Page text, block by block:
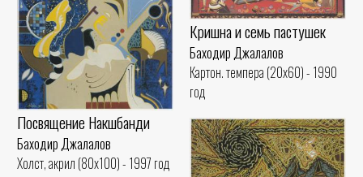
Кришна и семь пастушек
Баходир Джалалов
Картон. темпера (20x60) - 1990
год
Посвящение Накшбанди
Баходир Джалалов
Холст, акрил (80x100) - 1997 год